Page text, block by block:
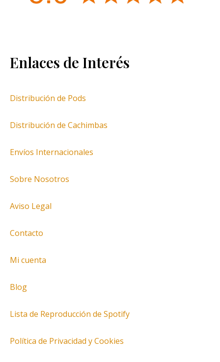
Enlaces de Interés
Distribución de Pods
Distribución de Cachimbas
Envíos Internacionales
Sobre Nosotros
Aviso Legal
Contacto
Mi cuenta
Blog
Lista de Reproducción de Spotify
Política de Privacidad y Cookies